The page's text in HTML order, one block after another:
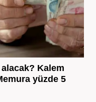
Kalem
yüzde 5